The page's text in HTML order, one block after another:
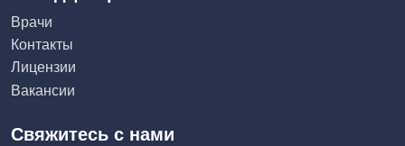
Врачи
Контакты
Лицензии
Вакансии
Свяжитесь с нами